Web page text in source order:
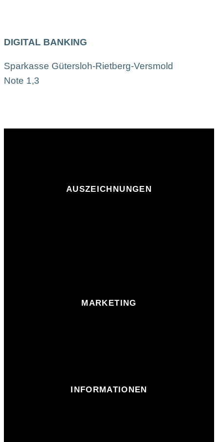
DIGITAL BANKING
Sparkasse Gütersloh-Rietberg-Versmold
Note 1,3
AUSZEICHNUNGEN
MARKETING
INFORMATIONEN